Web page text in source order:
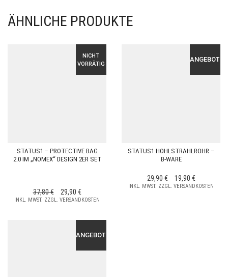
ÄHNLICHE PRODUKTE
NICHT
VORRÄTIG
STATUS1 – PROTECTIVE BAG
2.0 IM „NOMEX“ DESIGN 2ER SET
37,80€
URSPRÜNGLICHER
PREIS
37,80 €
29,90 €AKTUELLER
PREIS
29,90 €.
INKL. MWST. ZZGL. VERSANDKOSTEN
ANGEBOT!
STATUS1 HOHLSTRAHLROHR –
B-WARE
29,90€
URSPRÜNGLICHER
PREIS
19,90 €AKTUELLER
PREIS
INKL. MWST. ZZGL. VERSANDKOSTEN
ANGEBOT!